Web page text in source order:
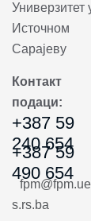
Универзитет
Источном
Сарајеву
Контакт
подаци:
+387 59
240 654
+387 59
490 654
fpm@fpm.ue
s.rs.ba